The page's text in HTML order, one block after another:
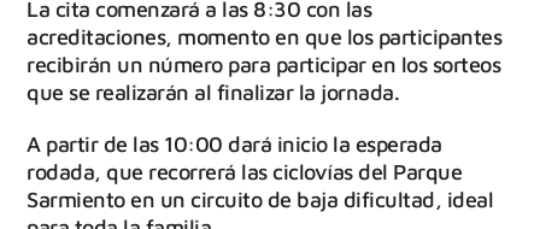
La cita comenzará a las 8:30 con las
acreditaciones, momento en que los participantes
recibirán un número para participar en los sorteos
que se realizarán al finalizar la jornada.
A partir de las 10:00 dará inicio la esperada
rodada, que recorrerá las ciclovías del Parque
Sarmiento en un circuito de baja dificultad, ideal